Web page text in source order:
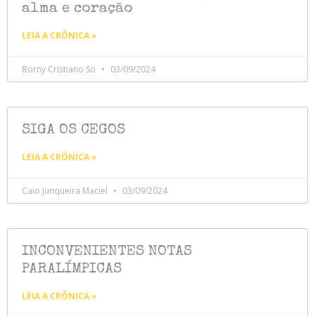
alma e coração
LEIA A CRÔNICA »
Borny Cristiano So 03/09/2024
SIGA OS CEGOS
LEIA A CRÔNICA »
Caio Junqueira Maciel 03/09/2024
INCONVENIENTES NOTAS
PARALÍMPICAS
LEIA A CRÔNICA »